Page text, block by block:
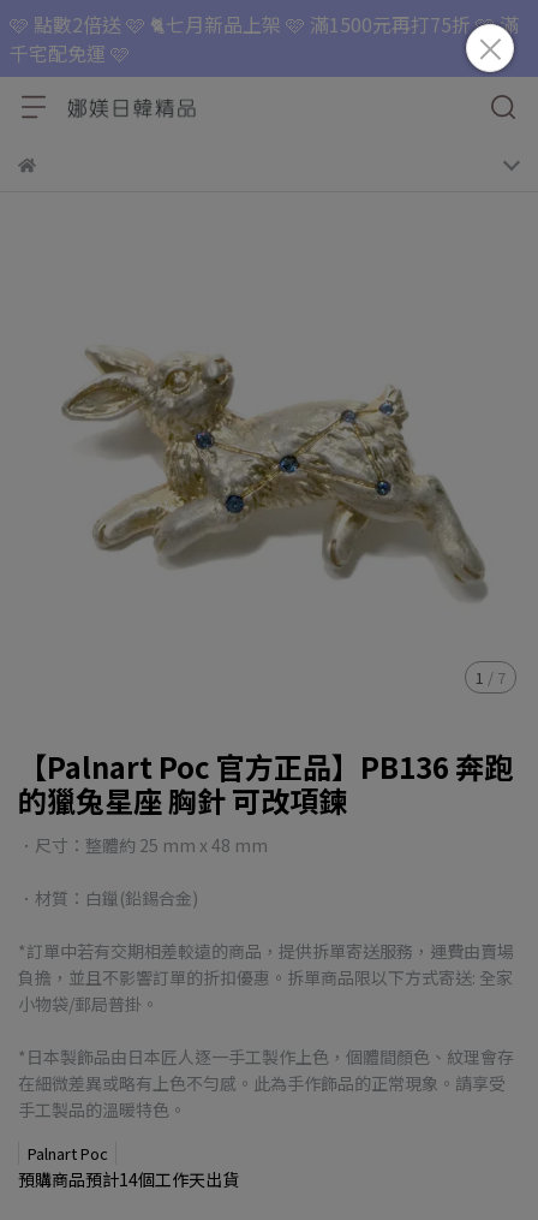
🩷 點數2倍送 🩷 🐈七月新品上架 🩷 滿1500元再打75折 🩷 滿
千宅配免運 🩷
1 / 7
【Palnart Poc 官方正品】PB136 奔跑
的獵兔星座 胸針 可改項鍊
．尺寸：整體約 25 mm x 48 mm
．材質：白鑞(鉛錫合金)
*訂單中若有交期相差較遠的商品，提供拆單寄送服務，運費由賣場
負擔，並且不影響訂單的折扣優惠。拆單商品限以下方式寄送: 全家
小物袋/郵局普掛。
*日本製飾品由日本匠人逐一手工製作上色，個體間顏色、紋理會存
在細微差異或略有上色不勻感。此為手作飾品的正常現象。請享受
手工製品的溫暖特色。
Palnart Poc
預購商品預計14個工作天出貨